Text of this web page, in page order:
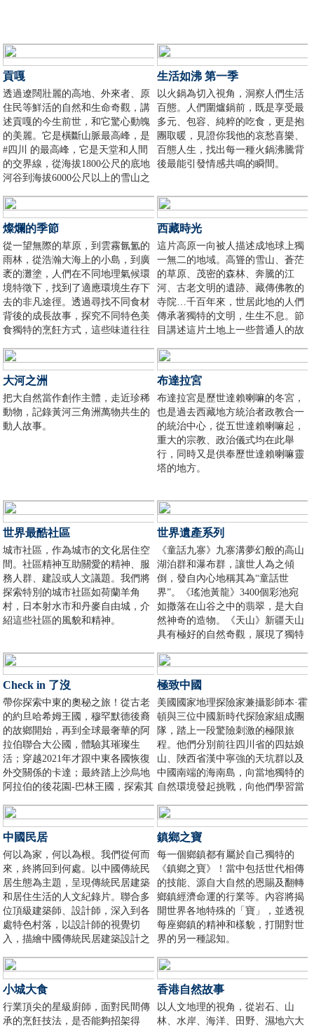
貢嘎
透過遼闊壯麗的高地、外來者、原
住民等鮮活的自然和生命奇觀，講
述貢嘎的今生前世，和它驚心動魄
的美麗。它是橫斷山脈最高峰，是
#四川 的最高峰，它是天堂和人間
的交界線，從海拔1800公尺的底地
河谷到海拔6000公尺以上的雪山之
貢嘎山 不斷地展現出遼闊、壯麗、
包容和威嚴。
生活如沸 第一季
以火鍋為切入視角，洞察人們生活
百態。人們圍爐鍋前，既是享受最
多元、包容、純粹的吃食，更是抱
團取暖，見證你我他的哀愁喜樂、
百態人生，找出每一種火鍋沸騰背
後最能引發情感共鳴的瞬間。
燦爛的季節
從一望無際的草原，到雲霧氤氳的
雨林，從浩瀚大海上的小島，到廣
袤的灘塗，人們在不同地理氣候環
境特徵下，找到了適應環境生存下
去的非凡途徑。透過尋找不同食材
背後的成長故事，探究不同特色美
食獨特的烹飪方式，這些味道往往
古老的文化，蘊藏著最濃重的生活
儀式。為您帶來動人的、貼近的生
活故事。
西藏時光
這片高原一向被人描述成地球上獨
一無二的地域。高聳的雪山、蒼茫
的草原、茂密的森林、奔騰的江
河、古老文明的遺跡、藏傳佛教的
寺院…千百年來，世居此地的人們
傳承著獨特的文明，生生不息。節
目講述這片土地上一些普通人的故
的天性，與惡劣環境的抗爭造就了
他們堅韌的品格，在新的時代機會
面前，夢想和挑戰激勵著他們。
大河之洲
把大自然當作創作主體，走近珍稀
動物，記錄黃河三角洲萬物共生的
動人故事。
布達拉宮
布達拉宮是歷世達賴喇嘛的冬宮，
也是過去西藏地方統治者政教合一
的統治中心，從五世達賴喇嘛起，
重大的宗教、政治儀式均在此舉
行，同時又是供奉歷世達賴喇嘛靈
塔的地方。
世界最酷社區
城市社區，作為城市的文化居住空
間。社區精神互助關愛的精神、服
務人群、建設或人文議題。我們將
探索特別的城市社區如荷蘭羊角
村，日本射水市和丹麥自由城，介
紹這些社區的風貌和精神。
世界遺產系列
《童話九寨》九寨溝夢幻般的高山
湖泊群和瀑布群，讓世人為之傾
倒，發自內心地稱其為“童話世
界”。《瑤池黃龍》3400個彩池宛
如撒落在山谷之中的翡翠，是大自
然神奇的造物。《天山》新疆天山
具有極好的自然奇觀，展現了獨特
以為泰山”，講述與泰山發生歷史
和現實關聯的一個個精彩故事。
《仙山峨眉 大佛凌雲》八億年的造
化，峨眉山仙氣十足，1200年的凝
視，樂山大佛法相莊嚴。《三孔春
秋》深入挖掘“三孔”文化遺產所蘊
含的禮樂仁和思想。
Check in 了沒
帶你探索中東的奧秘之旅！從古老
的約旦哈希姆王國，穆罕默德後裔
的故鄉開始，再到全球最奢華的阿
拉伯聯合大公國，體驗其璀璨生
活；穿越2021年才跟中東各國恢復
外交關係的卡達；最終踏上沙烏地
阿拉伯的後花園-巴林王國，探索其
行，等待您的蒞臨。
極致中國
美國國家地理探險家兼攝影師本·霍
頓與三位中國新時代探險家組成團
隊，踏上一段驚險刺激的極限旅
程。他們分別前往四川省的四姑娘
山、陜西省漢中寧強的天坑群以及
中國南端的海南島，向當地獨特的
自然環境發起挑戰，向他們學習當
挑戰。
中國民居
何以為家，何以為根。我們從何而
來，終將回到何處。以中國傳統民
居生態為主題，呈現傳統民居建築
和居住生活的人文紀錄片。聯合多
位頂級建築師、設計師，深入到各
處特色村落，以設計師的視覺切
入，描繪中國傳統民居建築設計之
流，發掘老房子裡家的故事。
鎮鄉之寶
每一個鄉鎮都有屬於自己獨特的
《鎮鄉之寶》！當中包括世代相傳
的技能、源自大自然的恩賜及翻轉
鄉鎮經濟命運的行業等。內容將揭
開世界各地特殊的「寶」，並透視
每座鄉鎮的精神和樣貌，打開對世
界的另一種認知。
小城大食
行業頂尖的星級廚師，面對民間傳
承的烹飪技法，是否能夠招架得
香港自然故事
以人文地理的視角，從岩石、山
林、水岸、海洋、田野、濕地六大